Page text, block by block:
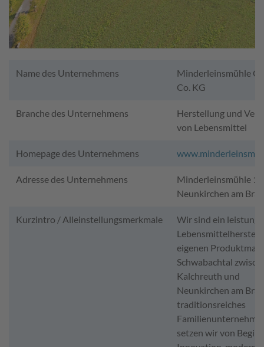
Name des Unternehmens
Minderleinsmühle
Co. KG
Branche des Unternehmens
Herstellung und
von Lebensmittel
Homepage des Unternehmens
Adresse des Unternehmens
Minderleinsmühle 1,
Neunkirchen am
Kurzintro / Alleinstellungsmerkmale
Wir sind ein
eigenen
Schwabachtal
Kalchreuth und
Neunkirchen am
traditionsreiches
setzen wir von